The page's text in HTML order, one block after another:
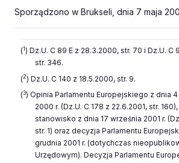
Sporządzono w Brukseli, dnia 7 maja
(1) Dz.U. C 89 E z 28.3.2000, str. 70 i Dz.U. C
str. 346.
(2) Dz.U. C 140 z 18.5.2000, str. 9.
(3) Opinia Parlamentu Europejskiego z dnia
2000 r. (Dz.U. C 178 z 22.6.2001, str.
stanowisko z dnia 17 września 2001 r.
str. 1) oraz decyzja Parlamentu
grudnia 2001 r. (dotychczas
Urzędowym). Decyzja Parlamentu